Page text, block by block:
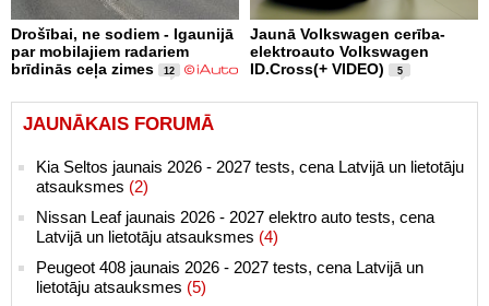
Drošībai, ne sodiem - Igaunijā
par mobilajiem radariem
brīdinās ceļa zimes
12
Jaunā Volkswagen cerība-
elektroauto Volkswagen
ID.Cross(+ VIDEO)
5
JAUNĀKAIS FORUMĀ
Kia Seltos jaunais 2026 - 2027 tests, cena Latvijā un lietotāju
atsauksmes (2)
Nissan Leaf jaunais 2026 - 2027 elektro auto tests, cena
Latvijā un lietotāju atsauksmes (4)
Peugeot 408 jaunais 2026 - 2027 tests, cena Latvijā un
lietotāju atsauksmes (5)